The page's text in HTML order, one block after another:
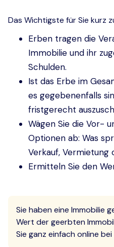
Das Wichtigste für Sie kurz
Erben tragen die
Immobilie und ihr
Schulden.
Ist das Erbe im
es gegebenenfalls
fristgerecht
Wägen Sie die Vor-
Optionen ab: Was
Verkauf, Vermietung
Ermitteln Sie den
Sie haben eine Immobilie
Wert der geerbten
Sie ganz einfach online